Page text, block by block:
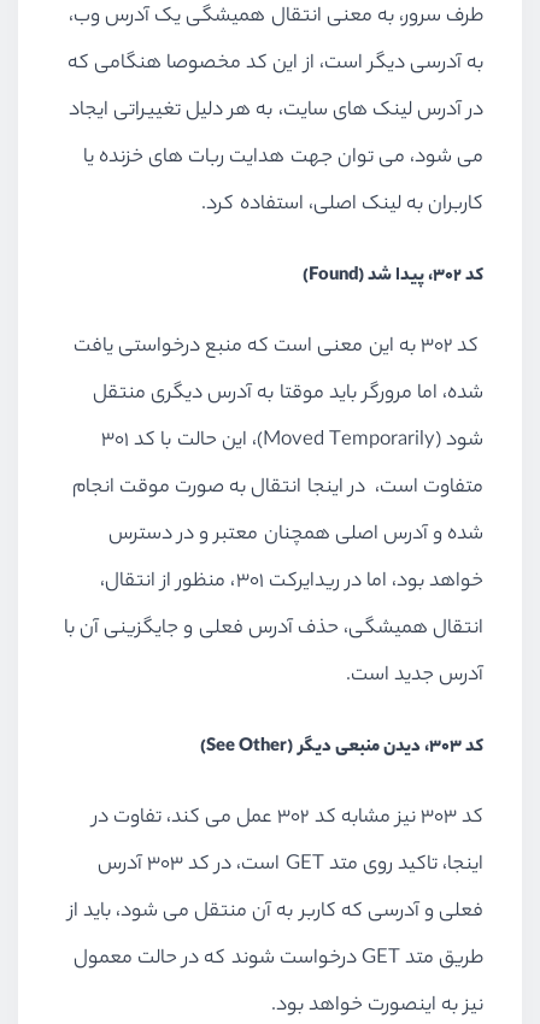
طرف سرور، به معنی انتقال همیشگی یک آدرس وب،
به آدرسی دیگر است، از این کد مخصوصا هنگامی که
در آدرس لینک های سایت، به هر دلیل تغییراتی ایجاد
می شود، می توان جهت هدایت ربات های خزنده یا
کاربران به لینک اصلی، استفاده کرد.
کد 302، پیدا شد (Found)
کد 302 به این معنی است که منبع درخواستی یافت
شده، اما مرورگر باید موقتا به آدرس دیگری منتقل
شود (Moved Temporarily)، این حالت با کد 301
متفاوت است، در اینجا انتقال به صورت موقت انجام
شده و آدرس اصلی همچنان معتبر و در دسترس
خواهد بود، اما در ریدایرکت 301، منظور از انتقال،
انتقال همیشگی، حذف آدرس فعلی و جایگزینی آن با
آدرس جدید است.
کد 303، دیدن منبعی دیگر (See Other)
کد 303 نیز مشابه کد 302 عمل می کند، تفاوت در
اینجا، تاکید روی متد GET است، در کد 303 آدرس
فعلی و آدرسی که کاربر به آن منتقل می شود، باید از
طریق متد GET درخواست شوند که در حالت معمول
نیز به اینصورت خواهد بود.